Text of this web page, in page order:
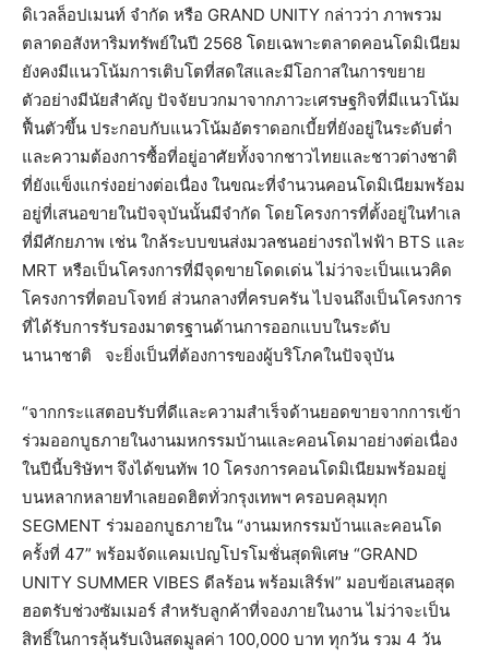
ดิเวลล็อปเมนท์ จำกัด หรือ GRAND UNITY กล่าวว่า ภาพรวม
ตลาดอสังหาริมทรัพย์ในปี 2568 โดยเฉพาะตลาดคอนโดมิเนียม
ยังคงมีแนวโน้มการเติบโตที่สดใสและมีโอกาสในการขยาย
ตัวอย่างมีนัยสำคัญ ปัจจัยบวกมาจากภาวะเศรษฐกิจที่มีแนวโน้ม
ฟื้นตัวขึ้น ประกอบกับแนวโน้มอัตราดอกเบี้ยที่ยังอยู่ในระดับต่ำ
และความต้องการซื้อที่อยู่อาศัยทั้งจากชาวไทยและชาวต่างชาติ
ที่ยังแข็งแกร่งอย่างต่อเนื่อง ในขณะที่จำนวนคอนโดมิเนียมพร้อม
อยู่ที่เสนอขายในปัจจุบันนั้นมีจำกัด โดยโครงการที่ตั้งอยู่ในทำเล
ที่มีศักยภาพ เช่น ใกล้ระบบขนส่งมวลชนอย่างรถไฟฟ้า BTS และ
MRT หรือเป็นโครงการที่มีจุดขายโดดเด่น ไม่ว่าจะเป็นแนวคิด
โครงการที่ตอบโจทย์ ส่วนกลางที่ครบครัน ไปจนถึงเป็นโครงการ
ที่ได้รับการรับรองมาตรฐานด้านการออกแบบในระดับ
นานาชาติ จะยิ่งเป็นที่ต้องการของผู้บริโภคในปัจจุบัน
“จากกระแสตอบรับที่ดีและความสำเร็จด้านยอดขายจากการเข้า
ร่วมออกบูธภายในงานมหกรรมบ้านและคอนโดมาอย่างต่อเนื่อง
ในปีนี้บริษัทฯ จึงได้ขนทัพ 10 โครงการคอนโดมิเนียมพร้อมอยู่
บนหลากหลายทำเลยอดฮิตทั่วกรุงเทพฯ ครอบคลุมทุก
SEGMENT ร่วมออกบูธภายใน “งานมหกรรมบ้านและคอนโด
ครั้งที่ 47” พร้อมจัดแคมเปญโปรโมชั่นสุดพิเศษ “GRAND
UNITY SUMMER VIBES ดีลร้อน พร้อมเสิร์ฟ” มอบข้อเสนอสุด
ฮอตรับช่วงซัมเมอร์ สำหรับลูกค้าที่จองภายในงาน ไม่ว่าจะเป็น
สิทธิ์ในการลุ้นรับเงินสดมูลค่า 100,000 บาท ทุกวัน รวม 4 วัน